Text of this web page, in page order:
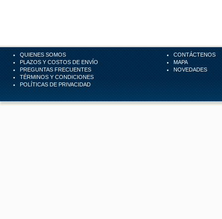
QUIENES SOMOS
PLAZOS Y COSTOS DE ENVÍO
PREGUNTAS FRECUENTES
TÉRMINOS Y CONDICIONES
POLÍTICAS DE PRIVACIDAD
CONTÁCTENOS
MAPA
NOVEDADES